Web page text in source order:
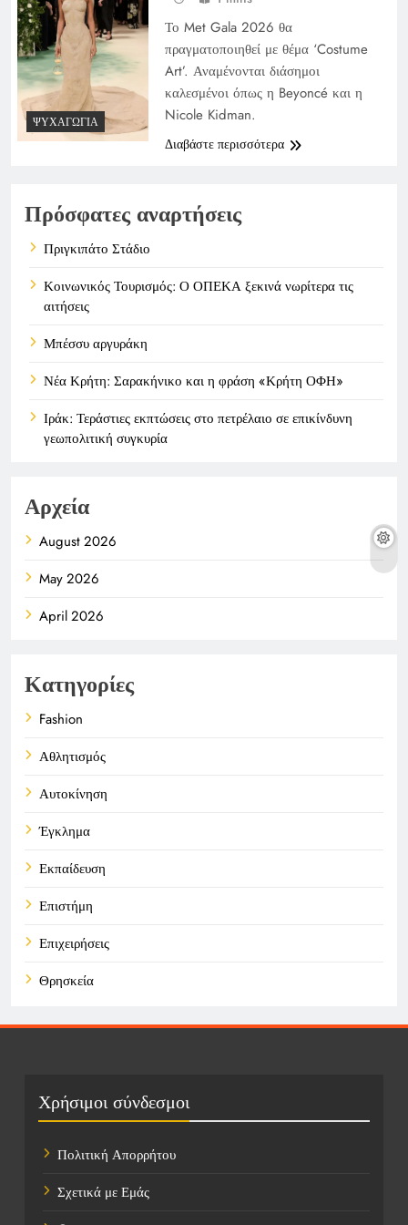
ΨΥΧΑΓΩΓΊΑ
Το Met Gala 2026 θα
πραγματοποιηθεί με θέμα ‘Costume
Art’. Αναμένονται διάσημοι
καλεσμένοι όπως η Beyoncé και η
Nicole Kidman.
Διαβάστε περισσότερα
Πρόσφατες αναρτήσεις
Πριγκιπάτο Στάδιο
Κοινωνικός Τουρισμός: Ο ΟΠΕΚΑ ξεκινά νωρίτερα τις
αιτήσεις
Μπέσσυ αργυράκη
Νέα Κρήτη: Σαρακήνικο και η φράση «Κρήτη ΟΦΗ»
Ιράκ: Τεράστιες εκπτώσεις στο πετρέλαιο σε επικίνδυνη
γεωπολιτική συγκυρία
Αρχεία
August 2026
May 2026
April 2026
Κατηγορίες
Fashion
Αθλητισμός
Αυτοκίνηση
Έγκλημα
Εκπαίδευση
Επιστήμη
Επιχειρήσεις
Θρησκεία
Πολιτική
Τοποθεσίες
Χρήσιμοι σύνδεσμοι
Πολιτική Απορρήτου
Σχετικά με Εμάς